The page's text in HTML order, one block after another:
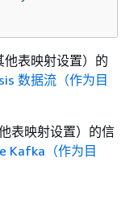
表映射设置）的
数据流（作为目
表映射设置）的信
Kafka（作为目